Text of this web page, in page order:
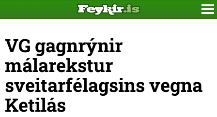
VG gagnrýnir
málarekstur
sveitarfélagsins vegna
Ketilás